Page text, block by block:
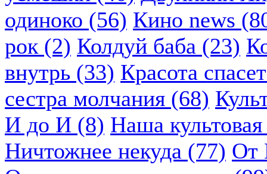
одиноко (56) Кино news
рок (2) Колдуй баба (23)
внутрь (33) Красота
сестра молчания (68)
И до И (8) Наша
Ничтожнее некуда (77) От